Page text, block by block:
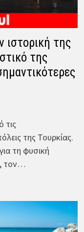
ιστορική της
της
τις
της Τουρκίας.
τη φυσική
τον…